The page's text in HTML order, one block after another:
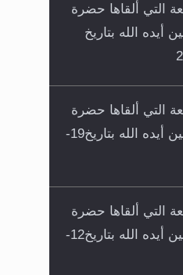
التي ألقاها حضرة
أيده الله بتاريخ
التي ألقاها حضرة
أمير المؤمنين أيده الله بتاريخ19-
التي ألقاها حضرة
أمير المؤمنين أيده الله بتاريخ12-